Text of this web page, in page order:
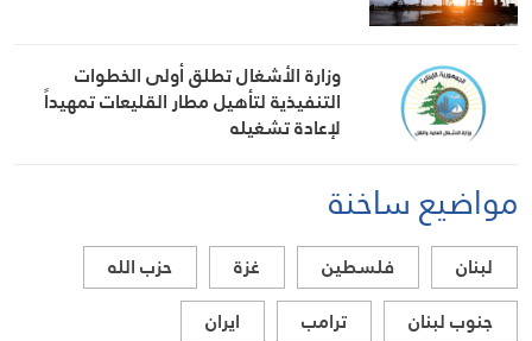
وزارة الأشغال تطلق أولى الخطوات
التنفيذية لتأهيل مطار القليعات تمهيداً
لإعادة تشغيله
مواضيع ساخنة
لبنان فلسطين غزة
حزب الله
جنوب لبنان
ترامب
ايران